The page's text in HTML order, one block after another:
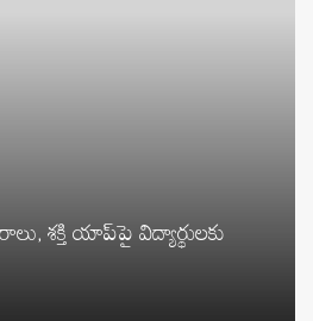
శక్తి యాప్‌పై విద్యార్థులకు